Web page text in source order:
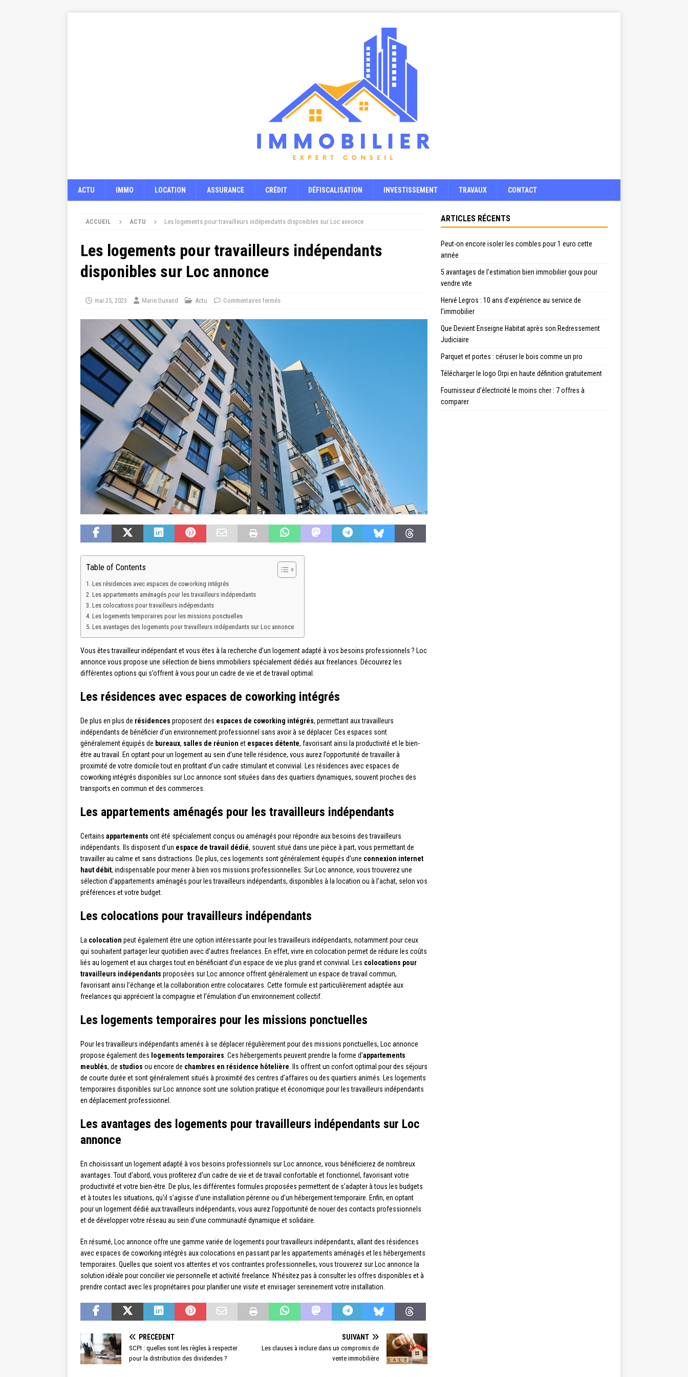
ACTU IMMO LOCATION ASSURANCE CRÉDIT DÉFISCALISATION INVESTISSEMENT TRAVAUX CONTACT
ACCUEIL ACTU Les logements pour travailleurs indépendants disponibles sur Loc annonce
Les logements pour travailleurs indépendants
disponibles sur Loc annonce
mai 25, 2023 Marie Dunand Actu Commentaires fermés
Table of Contents
Les résidences avec espaces de coworking intégrés
Les appartements aménagés pour les travailleurs indépendants
Les colocations pour travailleurs indépendants
Les logements temporaires pour les missions ponctuelles
Les avantages des logements pour travailleurs indépendants sur Loc annonce
Vous êtes travailleur indépendant et vous êtes à la recherche d’un logement adapté à vos besoins professionnels ? Loc
annonce vous propose une sélection de biens immobiliers spécialement dédiés aux freelances. Découvrez les
différentes options qui s’offrent à vous pour un cadre de vie et de travail optimal.
Les résidences avec espaces de coworking intégrés
De plus en plus de résidences proposent des espaces de coworking intégrés, permettant aux travailleurs
indépendants de bénéficier d’un environnement professionnel sans avoir à se déplacer. Ces espaces sont
généralement équipés de bureaux, salles de réunion et espaces détente, favorisant ainsi la productivité et le bien-
être au travail. En optant pour un logement au sein d’une telle résidence, vous aurez l’opportunité de travailler à
proximité de votre domicile tout en profitant d’un cadre stimulant et convivial. Les résidences avec espaces de
coworking intégrés disponibles sur Loc annonce sont situées dans des quartiers dynamiques, souvent proches des
transports en commun et des commerces.
Les appartements aménagés pour les travailleurs indépendants
Certains appartements ont été spécialement conçus ou aménagés pour répondre aux besoins des travailleurs
indépendants. Ils disposent d’un espace de travail dédié, souvent situé dans une pièce à part, vous permettant de
travailler au calme et sans distractions. De plus, ces logements sont généralement équipés d’une connexion internet
haut débit, indispensable pour mener à bien vos missions professionnelles. Sur Loc annonce, vous trouverez une
sélection d’appartements aménagés pour les travailleurs indépendants, disponibles à la location ou à l’achat, selon vos
préférences et votre budget.
Les colocations pour travailleurs indépendants
La colocation peut également être une option intéressante pour les travailleurs indépendants, notamment pour ceux
qui souhaitent partager leur quotidien avec d’autres freelances. En effet, vivre en colocation permet de réduire les coûts
liés au logement et aux charges tout en bénéficiant d’un espace de vie plus grand et convivial. Les colocations pour
travailleurs indépendants proposées sur Loc annonce offrent généralement un espace de travail commun,
favorisant ainsi l’échange et la collaboration entre colocataires. Cette formule est particulièrement adaptée aux
freelances qui apprécient la compagnie et l’émulation d’un environnement collectif.
Les logements temporaires pour les missions ponctuelles
Pour les travailleurs indépendants amenés à se déplacer régulièrement pour des missions ponctuelles, Loc annonce
propose également des logements temporaires . Ces hébergements peuvent prendre la forme d’appartements
meublés, de studios ou encore de chambres en résidence hôtelière . Ils offrent un confort optimal pour des séjours
de courte durée et sont généralement situés à proximité des centres d’affaires ou des quartiers animés. Les logements
temporaires disponibles sur Loc annonce sont une solution pratique et économique pour les travailleurs indépendants
en déplacement professionnel.
Les avantages des logements pour travailleurs indépendants sur Loc
annonce
En choisissant un logement adapté à vos besoins professionnels sur Loc annonce, vous bénéficierez de nombreux
avantages. Tout d’abord, vous profiterez d’un cadre de vie et de travail confortable et fonctionnel, favorisant votre
productivité et votre bien-être. De plus, les différentes formules proposées permettent de s’adapter à tous les budgets
et à toutes les situations, qu’il s’agisse d’une installation pérenne ou d’un hébergement temporaire. Enfin, en optant
pour un logement dédié aux travailleurs indépendants, vous aurez l’opportunité de nouer des contacts professionnels
et de développer votre réseau au sein d’une communauté dynamique et solidaire.
En résumé, Loc annonce offre une gamme variée de logements pour travailleurs indépendants, allant des résidences
avec espaces de coworking intégrés aux colocations en passant par les appartements aménagés et les hébergements
temporaires. Quelles que soient vos attentes et vos contraintes professionnelles, vous trouverez sur Loc annonce la
solution idéale pour concilier vie personnelle et activité freelance. N’hésitez pas à consulter les offres disponibles et à
prendre contact avec les propriétaires pour planifier une visite et envisager sereinement votre installation.
PRÉCÉDENT
SCPI : quelles sont les règles à respecter
pour la distribution des dividendes ?
SUIVANT
Les clauses à inclure dans un compromis de
vente immobilière
ARTICLES RÉCENTS
Peut-on encore isoler les combles pour 1 euro cette
année
5 avantages de l’estimation bien immobilier gouv pour
vendre vite
Hervé Legros : 10 ans d’expérience au service de
l’immobilier
Que Devient Enseigne Habitat après son Redressement
Judiciaire
Parquet et portes : céruser le bois comme un pro
Télécharger le logo Orpi en haute définition gratuitement
Fournisseur d’électricité le moins cher : 7 offres à
comparer